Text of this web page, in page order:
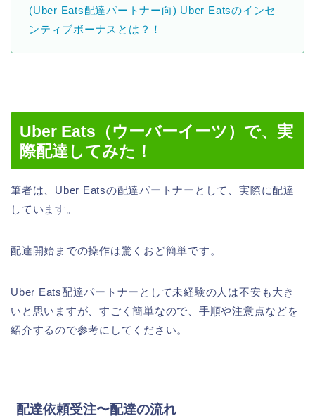
(Uber Eats配達パートナー向) Uber Eatsのインセ
ンティブボーナスとは？！
Uber Eats（ウーバーイーツ）で、実
際配達してみた！
筆者は、Uber Eatsの配達パートナーとして、実際に配達
しています。
配達開始までの操作は驚くおど簡単です。
Uber Eats配達パートナーとして未経験の人は不安も大き
いと思いますが、すごく簡単なので、手順や注意点などを
紹介するので参考にしてください。
配達依頼受注〜配達の流れ